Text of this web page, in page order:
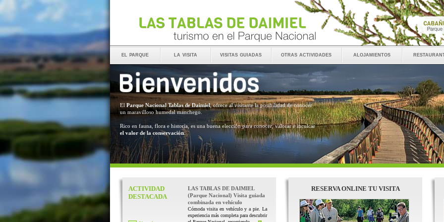
el parque la visita visitas guiadas otras actividades alojamientos
El Parque Nacional Tablas de Daimiel, ofrece al visitante la posibilidad de conocer
un maravilloso humedal manchego.
Rico en fauna, flora e historia, es una buena elección para conocer, valorar e inculcar
el valor de la conservación.
ACTIVIDAD
DESTACADA
LAS TABLAS DE DAIMIEL
(Parque Nacional) Visita guiada
combinada en vehículo
Cómoda visita en vehículo y a pie. La
experiencia más completa para descubrir
RESERVA ONLINE TU VISITA